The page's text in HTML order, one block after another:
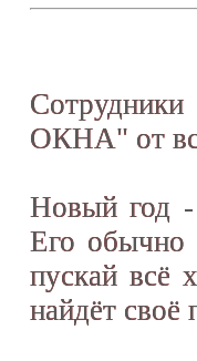
ОКНА" от
Новый год
Его обычно
пускай всё
найдёт